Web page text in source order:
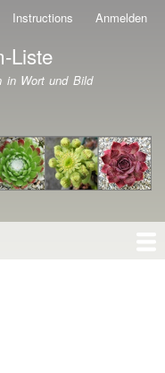
Instructions Anmelden
Liste
in Wort und Bild